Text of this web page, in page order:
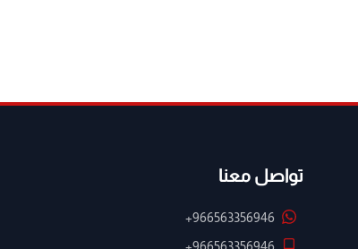
تواصل معنا
+966563356946
+966563356946